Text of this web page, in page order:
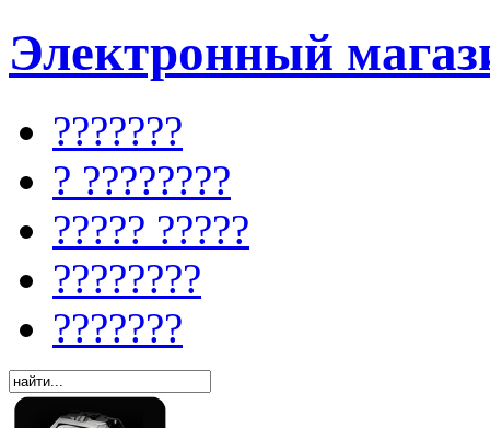
Электронный
???????
? ????????
????? ?????
????????
???????